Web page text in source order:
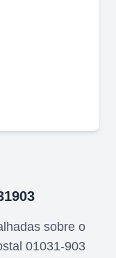
sobre o
01031-903